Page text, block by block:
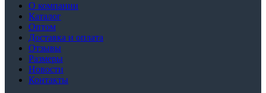
О компании
Каталог
Оптом
Доставка и оплата
Отзывы
Размеры
Новости
Контакты